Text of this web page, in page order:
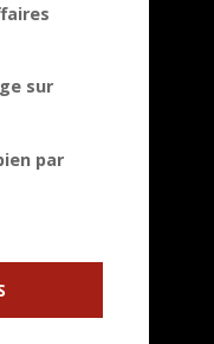
sur
par